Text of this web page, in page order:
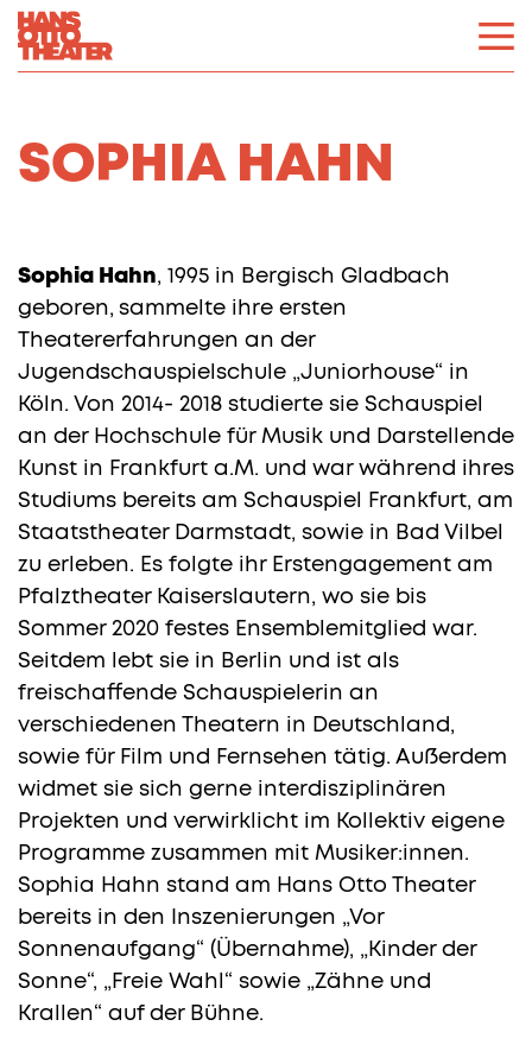
SOPHIA HAHN
Sophia Hahn, 1995 in Bergisch Gladbach
geboren, sammelte ihre ersten
Theatererfahrungen an der
Jugendschauspielschule „Juniorhouse“ in
Köln. Von 2014- 2018 studierte sie Schauspiel
an der Hochschule für Musik und Darstellende
Kunst in Frankfurt a.M. und war während ihres
Studiums bereits am Schauspiel Frankfurt, am
Staatstheater Darmstadt, sowie in Bad Vilbel
zu erleben. Es folgte ihr Erstengagement am
Pfalztheater Kaiserslautern, wo sie bis
Sommer 2020 festes Ensemblemitglied war.
Seitdem lebt sie in Berlin und ist als
freischaffende Schauspielerin an
verschiedenen Theatern in Deutschland,
sowie für Film und Fernsehen tätig. Außerdem
widmet sie sich gerne interdisziplinären
Projekten und verwirklicht im Kollektiv eigene
Programme zusammen mit Musiker:innen.
Sophia Hahn stand am Hans Otto Theater
bereits in den Inszenierungen „Vor
Sonnenaufgang“ (Übernahme), „Kinder der
Sonne“, „Freie Wahl“ sowie „Zähne und
Krallen“ auf der Bühne.